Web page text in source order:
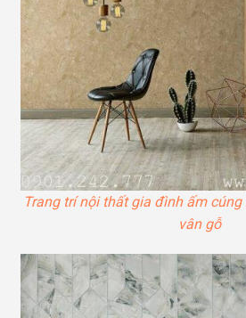
Trang trí nội thất gia đình ấm
vân gỗ